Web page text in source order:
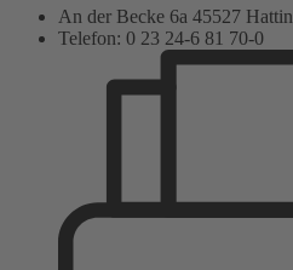
An der Becke 6a 45527
Telefon: 0 23 24-6 81 70-0